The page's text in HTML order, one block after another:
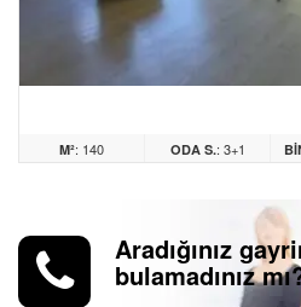
M²: 140 ODA S.: 3+1
Aradığınız
bulamadınız